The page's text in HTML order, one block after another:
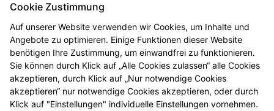
Mehr Produktinformationen
Cookie Zustimmung
Auf unserer Website verwenden wir Cookies, um Inhalte und
Angebote zu optimieren. Einige Funktionen dieser Website
benötigen Ihre Zustimmung, um einwandfrei zu funktionieren.
Sie können durch Klick auf „Alle Cookies zulassen“ alle Cookies
akzeptieren, durch Klick auf „Nur notwendige Cookies
akzeptieren“ nur notwendige Cookies akzeptieren, oder durch
Klick auf "Einstellungen" individuelle Einstellungen vornehmen.